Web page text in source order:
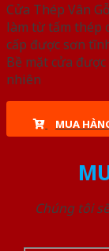
Cửa Thép Vân
làm từ tấm thép
cấp được sơn
Bề mặt cửa
nhiên
MUA
Chúng tôi